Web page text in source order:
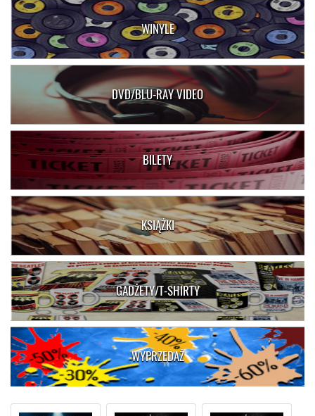
WINYLE
DVD/BLU-RAY VIDEO
BILETY
KSIĄŻKI
GADŻETY/T-SHIRTY
WYPRZEDAŻ